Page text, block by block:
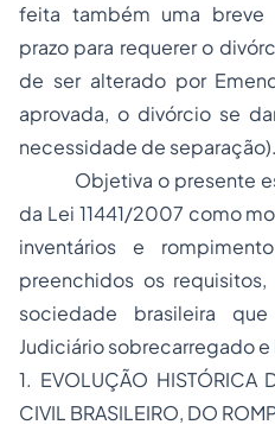
feita também uma breve
prazo para requerer o
de ser alterado por
aprovada, o divórcio se
necessidade de separação).
Objetiva o presente
da Lei 11441/2007 como
inventários e
preenchidos os
sociedade brasileira
Judiciário sobrecarregado e
1. EVOLUÇÃO HISTÓRICA
CIVIL BRASILEIRO, DO